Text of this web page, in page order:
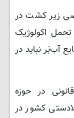
زیر کشت در
اکولوژیک
آب‌بَر نباید در
در حوزه
کشور در